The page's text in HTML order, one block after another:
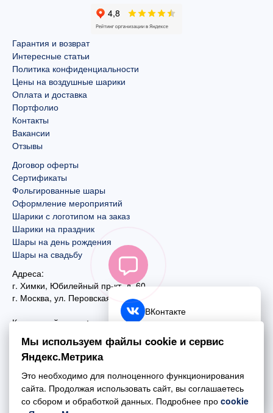
Гарантия и возврат
Интересные статьи
Политика конфиденциальности
Цены на воздушные шарики
Оплата и доставка
Портфолио
Контакты
Вакансии
Отзывы
Договор оферты
Сертификаты
Фольгированные шары
Оформление мероприятий
Шарики с логотипом на заказ
Шарики на праздник
Шары на день рождения
Шары на свадьбу
Адреса:
г. Химки, Юбилейный пр-кт, д. 60
г. Москва, ул. Перовская, д. 59
Контактный номер:
+7 (495) 970-44-75
Почта:
mail@esta-fiesta.ru
Режим работы интернет-магазина:
ВКонтакте
Telegram
Обратный звонок
Мы используем файлы cookie и сервис
Яндекс.Метрика
Это необходимо для полноценного функционирования
сайта. Продолжая использовать сайт, вы соглашаетесь
со сбором и обработкой данных. Подробнее про cookie